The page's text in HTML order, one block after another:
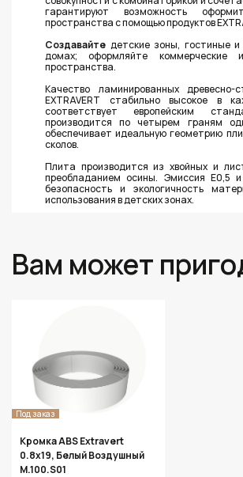
гарантируют возможность
пространства с помощью продуктов
Создавайте детские зоны, гостиные
домах; оформляйте коммерческие
пространства.
Качество ламинированных древесно-
EXTRAVERT стабильно высокое в
соответствует европейским
производится по четырем граням
обеспечивает идеальную геометрию
сколов.
Плита производится из хвойных и
преобладанием осины. Эмиссия Е0,5 и
безопасность и экологичность
использования в детских зонах.
Вам может
Под заказ
Кромка ABS Extravert
0.8х19, Белый Воздушный
M.100.S01